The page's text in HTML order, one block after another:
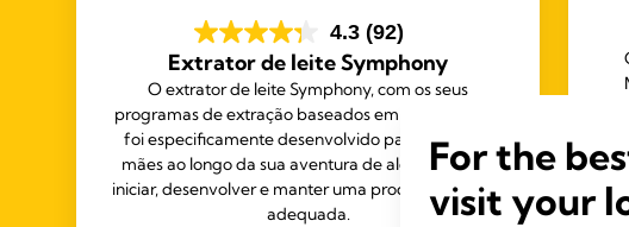
4.3 (92)
Extrator de leite Symphony
O extrator de leite Symphony, com os seus
programas de extração baseados em investigação,
foi especificamente desenvolvido para ajudar as
mães ao longo da sua aventura de aleitamento: a
iniciar, desenvolver e manter uma produção de leite
adequada.
For the
visit your